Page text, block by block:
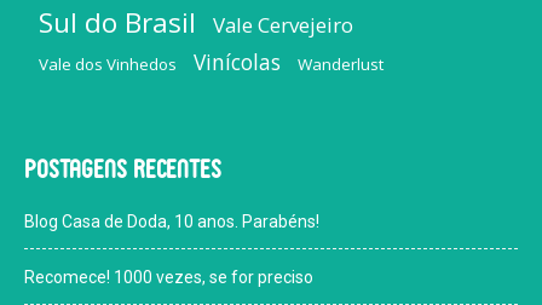
Sul do Brasil Vale Cervejeiro
Vale dos Vinhedos Vinícolas Wanderlust
Postagens recentes
Blog Casa de Doda, 10 anos. Parabéns!
Recomece! 1000 vezes, se for preciso